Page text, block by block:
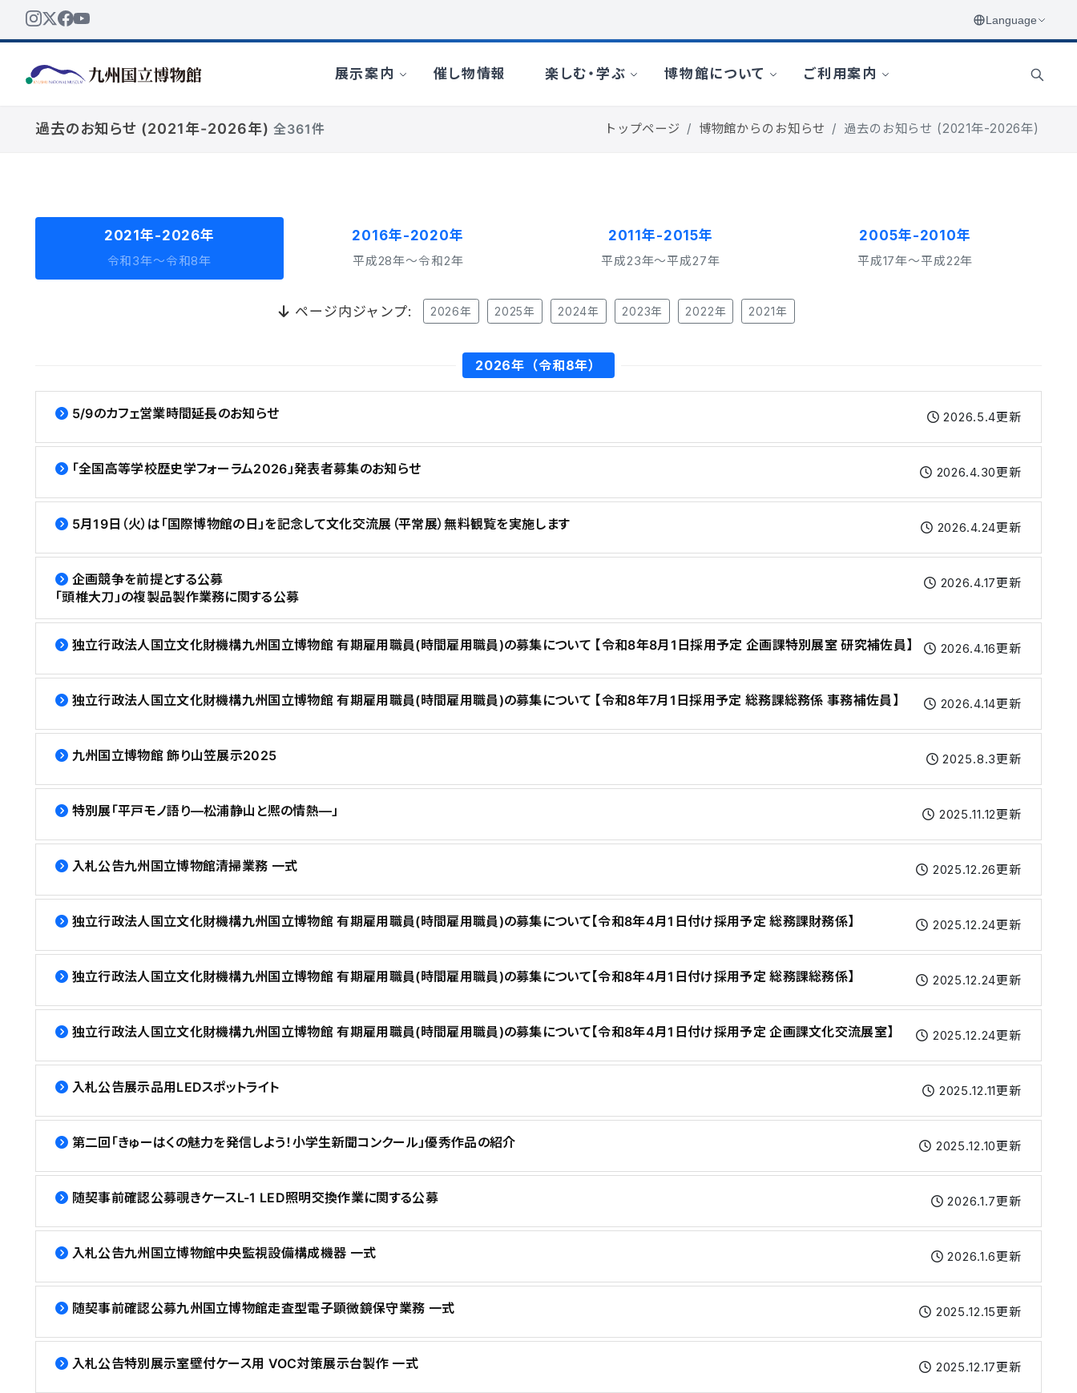
過去のお知らせ (2021年-2026年) 全361件 トップページ 博物館からのお知らせ 過去のお知らせ (2021年-2026年)
2021年-2026年
令和3年〜令和8年
2016年-2020年
平成28年〜令和2年
2011年-2015年
平成23年〜平成27年
2005年-2010年
平成17年〜平成22年
ページ内ジャンプ: 2026年 2025年 2024年 2023年 2022年 2021年
2026年（令和8年）
5/9のカフェ営業時間延長のお知らせ 2026.5.4更新
「全国高等学校歴史学フォーラム2026」発表者募集のお知らせ 2026.4.30更新
5月19日（火）は「国際博物館の日」を記念して文化交流展（平常展）無料観覧を実施します 2026.4.24更新
企画競争を前提とする公募
「頭椎大刀」の複製品製作業務に関する公募
2026.4.17更新
独立行政法人国立文化財機構九州国立博物館 有期雇用職員(時間雇用職員)の募集について 【令和8年8月1日採用予定 企画課特別展室 研究補佐員】 2026.4.16更新
独立行政法人国立文化財機構九州国立博物館 有期雇用職員(時間雇用職員)の募集について 【令和8年7月1日採用予定 総務課総務係 事務補佐員】 2026.4.14更新
九州国立博物館 飾り山笠展示2025 2025.8.3更新
特別展「平戸モノ語り―松浦静山と熈の情熱―」 2025.11.12更新
入札公告九州国立博物館清掃業務 一式 2025.12.26更新
独立行政法人国立文化財機構九州国立博物館 有期雇用職員(時間雇用職員)の募集について【令和8年4月1日付け採用予定 総務課財務係】 2025.12.24更新
独立行政法人国立文化財機構九州国立博物館 有期雇用職員(時間雇用職員)の募集について【令和8年4月1日付け採用予定 総務課総務係】 2025.12.24更新
独立行政法人国立文化財機構九州国立博物館 有期雇用職員(時間雇用職員)の募集について【令和8年4月1日付け採用予定 企画課文化交流展室】 2025.12.24更新
入札公告展示品用LEDスポットライト 2025.12.11更新
第二回「きゅーはくの魅力を発信しよう！小学生新聞コンクール」優秀作品の紹介 2025.12.10更新
随契事前確認公募覗きケースL-1 LED照明交換作業に関する公募 2026.1.7更新
入札公告九州国立博物館中央監視設備構成機器 一式 2026.1.6更新
随契事前確認公募九州国立博物館走査型電子顕微鏡保守業務 一式 2025.12.15更新
入札公告特別展示室壁付ケース用 VOC対策展示台製作 一式 2025.12.17更新